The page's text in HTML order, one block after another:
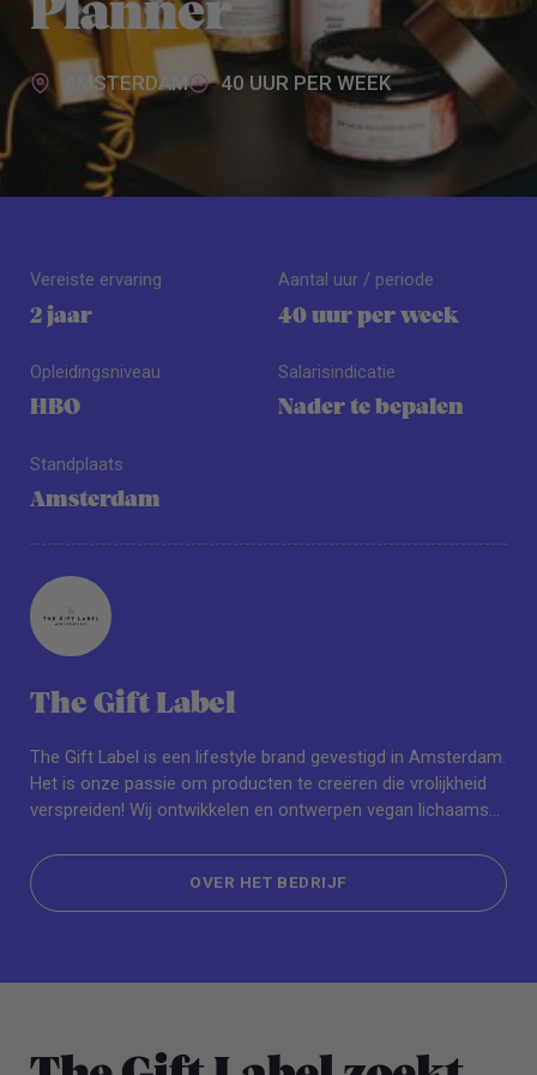
Planner
AMSTERDAM 40 UUR PER WEEK
Vereiste ervaring
2 jaar
Opleidingsniveau
HBO
Standplaats
Amsterdam
Aantal uur / periode
40 uur per week
Salarisindicatie
Nader te bepalen
The Gift Label
The Gift Label is een lifestyle brand gevestigd in Amsterdam.
Het is onze passie om producten te creëren die vrolijkheid
verspreiden! Wij ontwikkelen en ontwerpen vegan lichaams-
cards en babyproducten. Deze collecties zijn gericht het
verrassen van anderen met mooie cadeaus. Je vindt onze
producten op verschillende locaties wereldwijd en online via
OVER HET BEDRIJF